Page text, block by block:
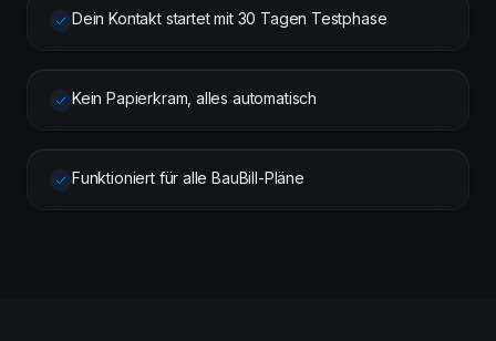
Dein Kontakt startet mit 30 Tagen Testphase
Kein Papierkram, alles automatisch
Funktioniert für alle BauBill-Pläne